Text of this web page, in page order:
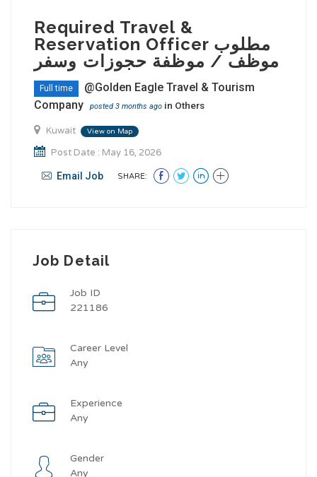
Required Travel &
Reservation Officer مطلوب
موظف / موظفة حجوزات وسفر
Full time
@Golden Eagle Travel & Tourism
Company
posted 3 months ago in Others
Kuwait View on Map
Post Date : May 16, 2026
Email Job SHARE:
Job Detail
Job ID
221186
Career Level
Any
Experience
Any
Gender
Any